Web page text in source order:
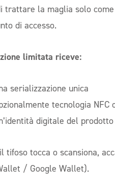
trattare la maglia solo
di accesso.
limitata riceve:
serializzazione unica
tecnologia NFC
digitale del
tifoso tocca o scansiona,
/ Google Wallet).